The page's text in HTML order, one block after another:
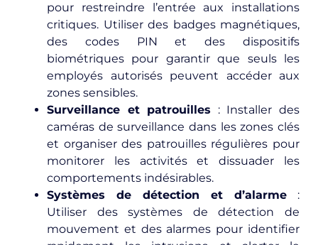
pour restreindre l’entrée aux installations
critiques. Utiliser des badges magnétiques,
des codes PIN et des dispositifs
biométriques pour garantir que seuls les
employés autorisés peuvent accéder aux
zones sensibles.
Surveillance et patrouilles : Installer des
caméras de surveillance dans les zones clés
et organiser des patrouilles régulières pour
monitorer les activités et dissuader les
comportements indésirables.
Systèmes de détection et d’alarme :
Utiliser des systèmes de détection de
mouvement et des alarmes pour identifier